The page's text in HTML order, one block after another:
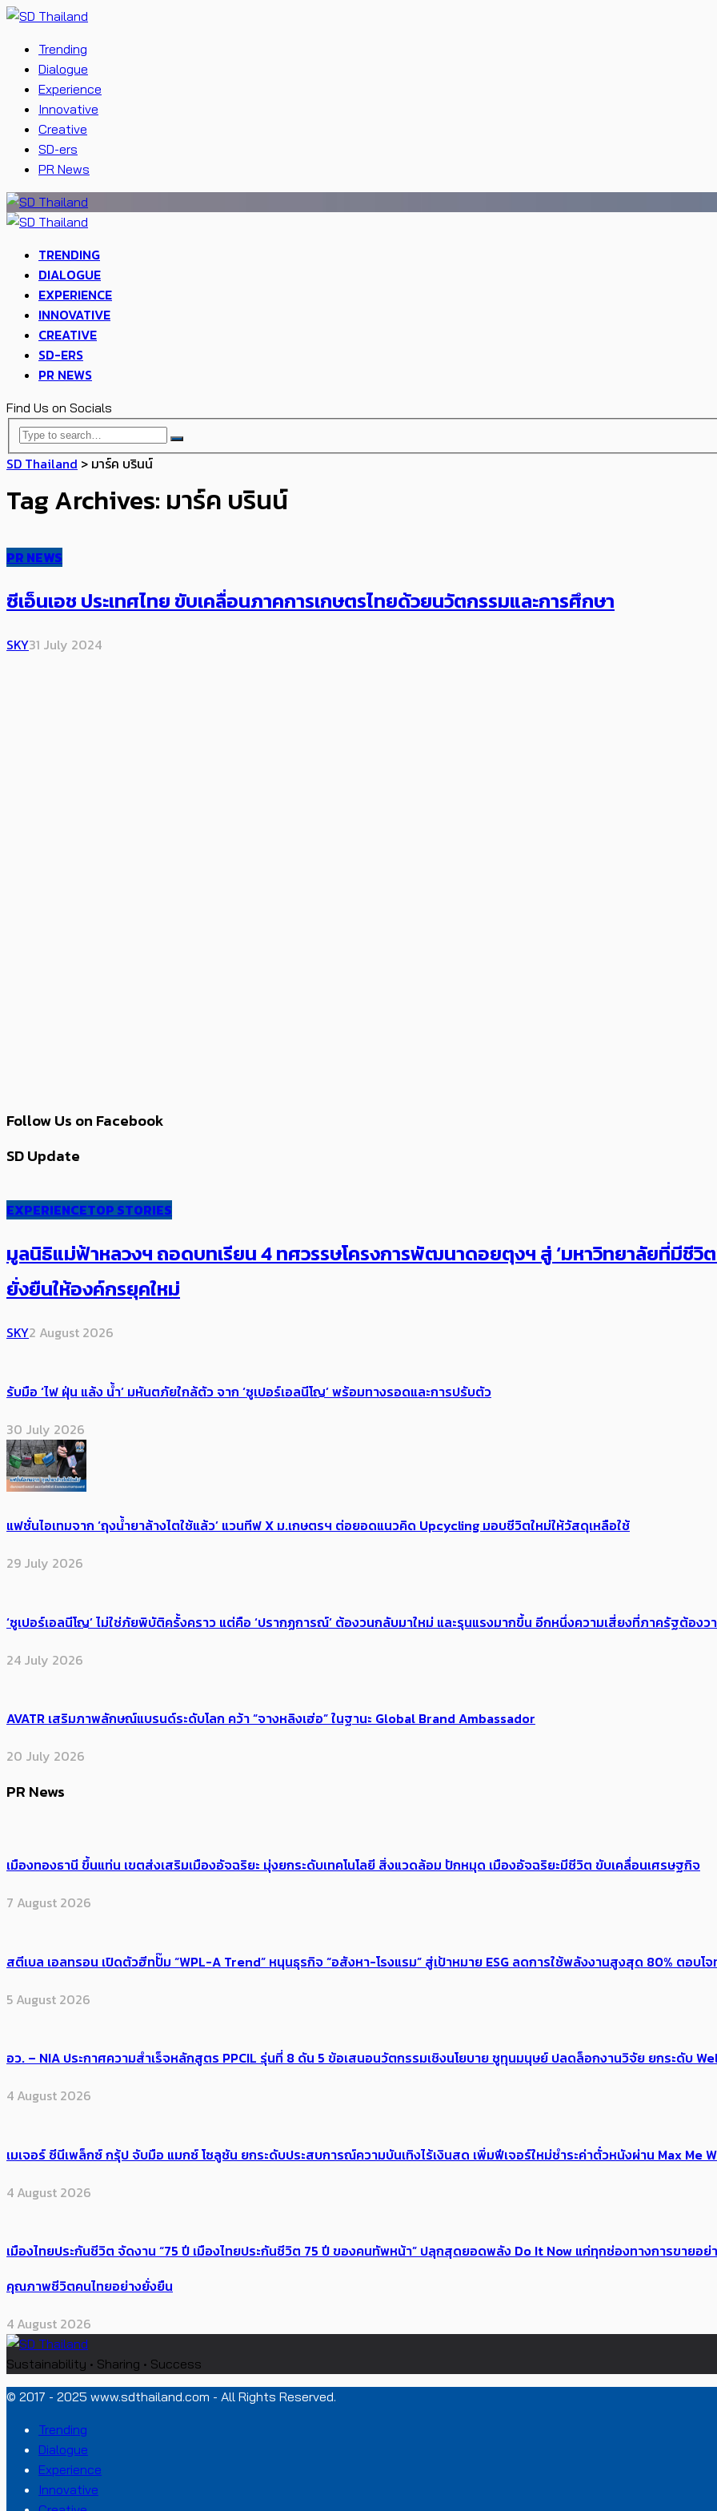
Trending
Dialogue
Experience
Innovative
Creative
SD-ers
PR News
TRENDING
DIALOGUE
EXPERIENCE
INNOVATIVE
CREATIVE
SD-ERS
PR NEWS
Find Us on Socials
SD Thailand > มาร์ค บรินน์
Tag Archives: มาร์ค บรินน์
PR NEWS
ซีเอ็นเอช ประเทศไทย ขับเคลื่อนภาคการเกษตรไทยด้วยนวัตกรรมและการศึกษา
SKY31 July 2024
Follow Us on Facebook
EXPERIENCETOP STORIES
มูลนิธิแม่ฟ้าหลวงฯ ถอดบทเรียน 4 ทศวรรษโครงการพัฒนาดอยตุงฯ สู่ ‘มหาวิทยาลัยที่มีชีวิ
ยั่งยืนให้องค์กรยุคใหม่
รับมือ ‘ไฟ ฝุ่น แล้ง น้ำ’ มหันตภัยใกล้ตัว จาก ‘ซูเปอร์เอลนีโญ’ พร้อมทางรอดและการปรับตัว
30 July 2026
แฟชั่นไอเทมจาก ‘ถุงน้ำยาล้างไตใช้แล้ว’ แวนทีฟ X ม.เกษตรฯ ต่อยอดแนวคิด Upcycling มอบชีวิตใหม่ให้วัสดุเหลือใช้
‘ซูเปอร์เอลนีโญ’ ไม่ใช่ภัยพิบัติครั้งคราว แต่คือ ‘ปรากฏการณ์’ ​ต้อง​วนกลับมาใหม่ และรุนแรงมากขึ้น อีกหนึ่งความเสี่ยงที่ภาครัฐต้องว
AVATR เสริมภาพลักษณ์แบรนด์ระดับโลก คว้า “จางหลิงเฮ่อ” ในฐานะ Global Brand Ambassador
20 July 2026
เมืองทองธานี ขึ้นแท่น เขตส่งเสริมเมืองอัจฉริยะ มุ่งยกระดับเทคโนโลยี สิ่งแวดล้อม ปักหมุด เมืองอัจฉริยะมีชีวิต ขับเคลื่อนเศรษฐกิจ
สตีเบล เอลทรอน เปิดตัวฮีทปั๊ม “WPL-A Trend” หนุนธุรกิจ “อสังหา-โรงแรม” สู่เป้าหมาย ESG ลดการใช้พลังงานสูงสุด 80% ตอบโจ
อว. – NIA ประกาศความสำเร็จหลักสูตร PPCIL รุ่นที่ 8 ดัน 5 ข้อเสนอนวัตกรรมเชิงนโยบาย ชูทุนมนุษย์ ปลดล็อกงานวิจัย ยกระดับ
เมเจอร์ ซีนีเพล็กซ์ กรุ้ป จับมือ แมกซ์ โซลูชัน ยกระดับประสบการณ์ความบันเทิงไร้เงินสด เพิ่มฟีเจอร์ใหม่ชำระค่าตั๋วหนังผ่าน Max Me
เมืองไทยประกันชีวิต จัดงาน “75 ปี เมืองไทยประกันชีวิต 75 ปี ของคนทัพหน้า” ปลุกสุดยอดพลัง Do It Now แก่ทุกช่องทางการขายอ
คุณภาพชีวิตคนไทยอย่างยั่งยืน
4 August 2026
Sustainability • Sharing • Success
© 2017 - 2025 www.sdthailand.com - All Rights Reserved.
Trending
Dialogue
Experience